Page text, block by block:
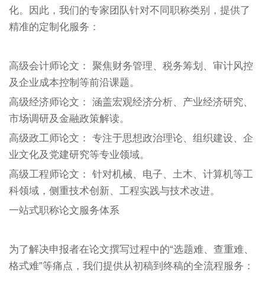
化。因此，我们的专家团队针对不同职称类别，提供了
精准的定制化服务：
高级会计师论文： 聚焦财务管理、税务筹划、审计风控
及企业成本控制等前沿课题。
高级经济师论文： 涵盖宏观经济分析、产业经济研究、
市场调研及金融政策解读。
高级政工师论文： 专注于思想政治理论、组织建设、企
业文化及党建研究等专业领域。
高级工程师论文： 针对机械、电子、土木、计算机等工
科领域，侧重技术创新、工程实践与技术改进。
一站式职称论文服务体系
为了解决申报者在论文撰写过程中的“选题难、查重难、
格式难”等痛点，我们提供从初稿到终稿的全流程服务：